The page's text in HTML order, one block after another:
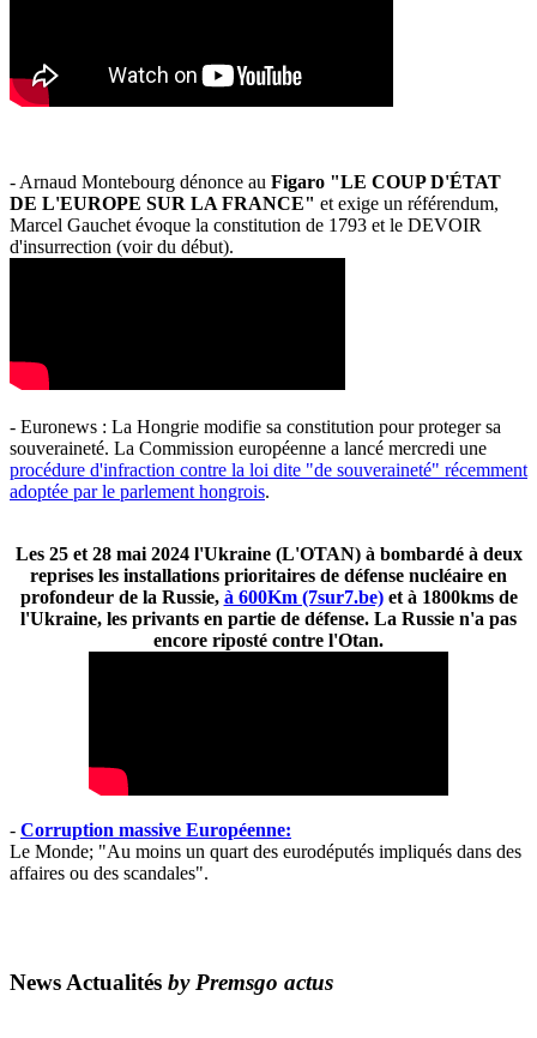
- Arnaud Montebourg dénonce au Figaro "LE COUP D'ÉTAT
DE L'EUROPE SUR LA FRANCE" et exige un référendum,
Marcel Gauchet évoque la constitution de 1793 et le DEVOIR
d'insurrection (voir du début).
- Euronews : La Hongrie modifie sa constitution pour proteger sa
souveraineté. La Commission européenne a lancé mercredi une
procédure d'infraction contre la loi dite "de souveraineté" récemment
adoptée par le parlement hongrois.
Les 25 et 28 mai 2024 l'Ukraine (L'OTAN) à bombardé à deux
reprises les installations prioritaires de défense nucléaire en
profondeur de la Russie, à 600Km (7sur7.be)et à 1800kms de
l'Ukraine, les privants en partie de défense. La Russie n'a pas
encore riposté contre l'Otan.
- Corruption massive Européenne:
Le Monde; "Au moins un quart des eurodéputés impliqués dans des
affaires ou des scandales".
News Actualités by Premsgo actus